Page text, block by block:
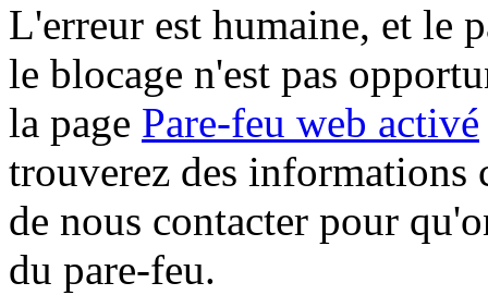
L'erreur est humaine, et le
le blocage n'est pas
la page Pare-feu web activé
trouverez des informations
de nous contacter pour
du pare-feu.